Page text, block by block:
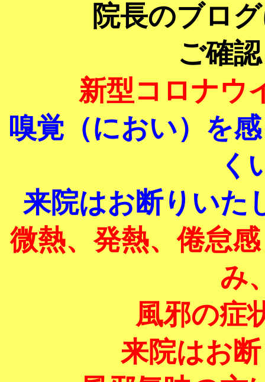
院長のブロ
ご確
新型コロナウ
嗅覚（におい）を
く
来院はお断りいた
微熱、発熱、倦怠
み
風邪の症
来院はお